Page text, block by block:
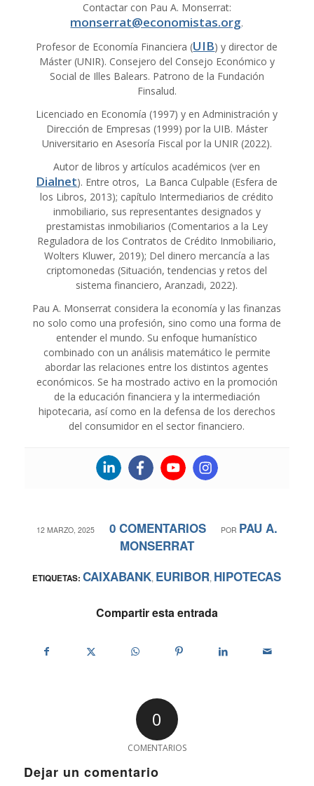
Contactar con Pau A. Monserrat:
monserrat@economistas.org.
Profesor de Economía Financiera (UIB) y director de
Máster (UNIR). Consejero del Consejo Económico y
Social de Illes Balears. Patrono de la Fundación
Finsalud.
Licenciado en Economía (1997) y en Administración y
Dirección de Empresas (1999) por la UIB. Máster
Universitario en Asesoría Fiscal por la UNIR (2022).
Autor de libros y artículos académicos (ver en
Dialnet). Entre otros, La Banca Culpable (Esfera de
los Libros, 2013); capítulo Intermediarios de crédito
inmobiliario, sus representantes designados y
prestamistas inmobiliarios (Comentarios a la Ley
Reguladora de los Contratos de Crédito Inmobiliario,
Wolters Kluwer, 2019); Del dinero mercancía a las
criptomonedas (Situación, tendencias y retos del
sistema financiero, Aranzadi, 2022).
Pau A. Monserrat considera la economía y las finanzas
no solo como una profesión, sino como una forma de
entender el mundo. Su enfoque humanístico
combinado con un análisis matemático le permite
abordar las relaciones entre los distintos agentes
económicos. Se ha mostrado activo en la promoción
de la educación financiera y la intermediación
hipotecaria, así como en la defensa de los derechos
del consumidor en el sector financiero.
12 MARZO, 2025
/ 0 COMENTARIOS
/ POR PAU A.
MONSERRAT
ETIQUETAS: CAIXABANK, EURIBOR, HIPOTECAS
Compartir esta entrada
0
COMENTARIOS
Dejar un comentario